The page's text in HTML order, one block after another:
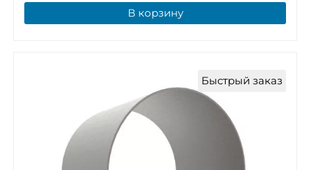
В корзину
Быстрый заказ